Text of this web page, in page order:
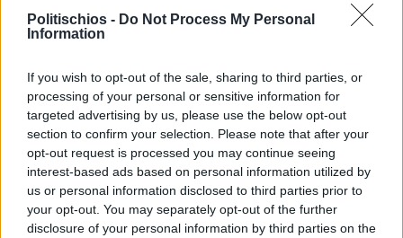
Politischios - Do Not Process My Personal
Information
If you wish to opt-out of the sale, sharing to third parties, or
processing of your personal or sensitive information for
targeted advertising by us, please use the below opt-out
section to confirm your selection. Please note that after your
opt-out request is processed you may continue seeing
interest-based ads based on personal information utilized by
us or personal information disclosed to third parties prior to
your opt-out. You may separately opt-out of the further
disclosure of your personal information by third parties on the